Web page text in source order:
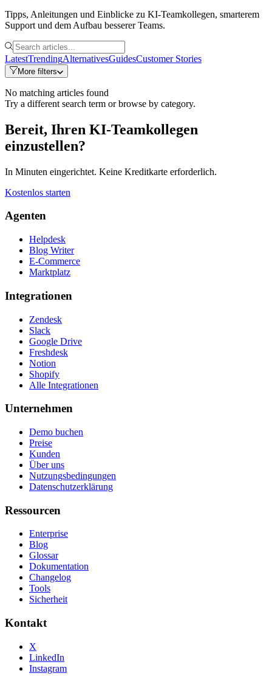
Tipps, Anleitungen und Einblicke zu KI-Teamkollegen, smarterem
Support und dem Aufbau besserer Teams.
LatestTrendingAlternativesGuidesCustomer Stories
More filters
No matching articles found
Try a different search term or browse by category.
Bereit, Ihren KI-Teamkollegen
einzustellen?
In Minuten eingerichtet. Keine Kreditkarte erforderlich.
Kostenlos starten
Agenten
Helpdesk
Blog Writer
E-Commerce
Marktplatz
Integrationen
Zendesk
Slack
Google Drive
Freshdesk
Notion
Shopify
Alle Integrationen
Unternehmen
Demo buchen
Preise
Kunden
Über uns
Nutzungsbedingungen
Datenschutzerklärung
Ressourcen
Enterprise
Blog
Glossar
Dokumentation
Changelog
Tools
Sicherheit
Kontakt
X
LinkedIn
Instagram